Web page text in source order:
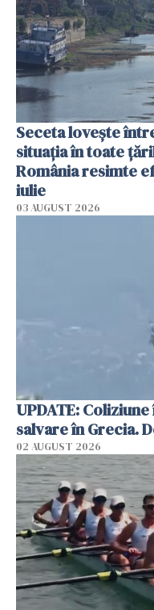
Seceta lovește
situația în toate
România resimte
iulie
03 AUGUST 2026
UPDATE:
salvare în Grecia.
02 AUGUST 2026